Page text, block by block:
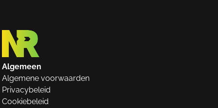
Algemeen
Algemene voorwaarden
Privacybeleid
Cookiebeleid